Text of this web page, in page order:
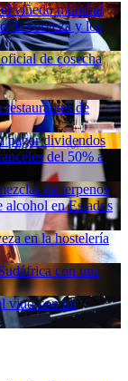
viñedo mundial
la cerveza y los
de cosecha
de
pagar dividendos
del 50% a
de terpenos
alcohol en Estados
en la hostelería
con una
vino con un